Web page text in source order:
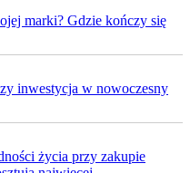
marki? Gdzie kończy się
inwestycja w nowoczesny
życia przy zakupie